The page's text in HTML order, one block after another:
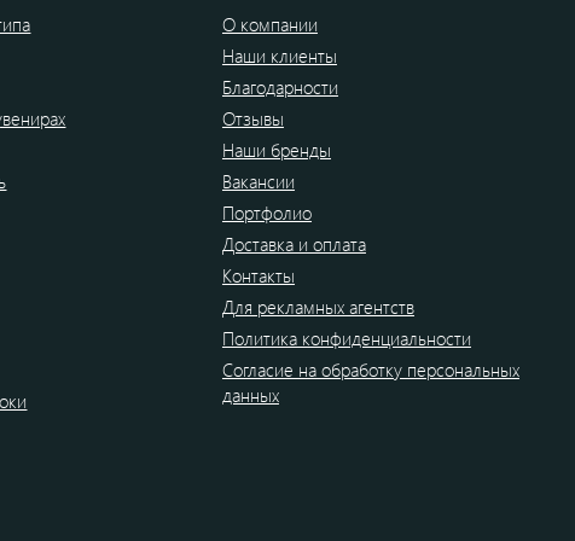
О компании
Наши клиенты
Благодарности
Отзывы
Наши бренды
Вакансии
Портфолио
Доставка и оплата
Контакты
Для рекламных агентств
Политика конфиденциальности
Согласие на обработку персональных
данных